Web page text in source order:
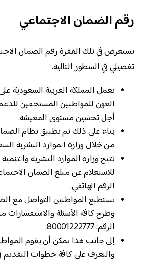
رقم الضمان الاجتماعي
نستعرض في تلك الفقرة رقم الضمان
تفصيلي في السطور التالية.
تعمل المملكة العربية السعودية
العون للمواطنين المستحقين
أجل تحسين مستوى المعيشة.
بناء على ذلك تم تطبيق نظام
من خلال وزارة الموارد البشرية
تتيح وزارة الموارد البشرية
للاستعلام عن مبلغ الضمان
الرقم الهاتفي.
يستطيع المواطنين التواصل مع
وطرح كافة الأسئلة والاستفسارات
الرقم: 80001222777.
إلى جانب هذا يمكن أن يقوم
والتعرف على كافة خطوات التقديم